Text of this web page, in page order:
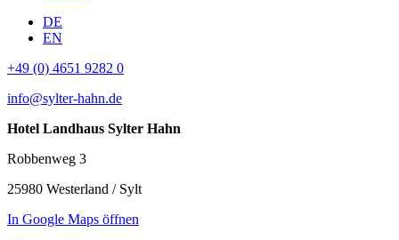
DE
EN
+49 (0) 4651 9282 0
info@sylter-hahn.de
Hotel Landhaus Sylter Hahn
Robbenweg 3
25980 Westerland / Sylt
In Google Maps öffnen